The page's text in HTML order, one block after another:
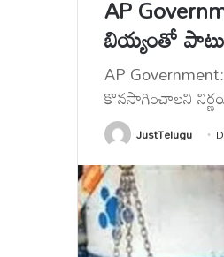
AP
బియ్యంతో
AP
కొనసాగించాలని
JustTelugu